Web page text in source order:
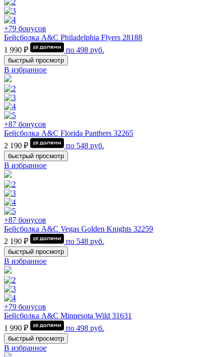
+79 бонусов
Бейсболка A&C Philadelphia Flyers 28188
1 990 ₽
по 498 руб.
быстрый просмотр
В избранное
+87 бонусов
Бейсболка A&C Florida Panthers 32265
2 190 ₽
по 548 руб.
быстрый просмотр
В избранное
+87 бонусов
Бейсболка A&C Vegas Golden Knights 32259
2 190 ₽
по 548 руб.
быстрый просмотр
В избранное
+79 бонусов
Бейсболка A&C Minnesota Wild 31631
1 990 ₽
по 498 руб.
быстрый просмотр
В избранное